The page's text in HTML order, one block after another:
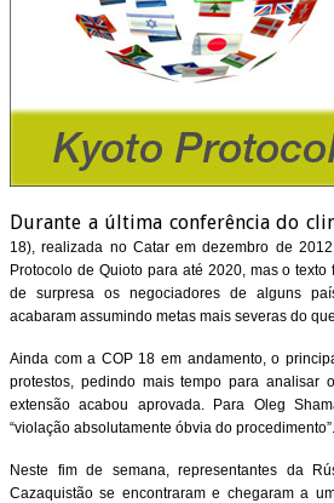
Durante a última conferência do
18), realizada no Catar em dezembro de
Protocolo de Quioto para até 2020, mas o
de surpresa os negociadores de alguns
acabaram assumindo metas mais severas do
Ainda com a COP 18 em andamento, o
protestos, pedindo mais tempo para analisar
extensão acabou aprovada. Para Oleg
“violação absolutamente óbvia do procedimento”.
Neste fim de semana, representantes da
Cazaquistão se encontraram e chegaram a